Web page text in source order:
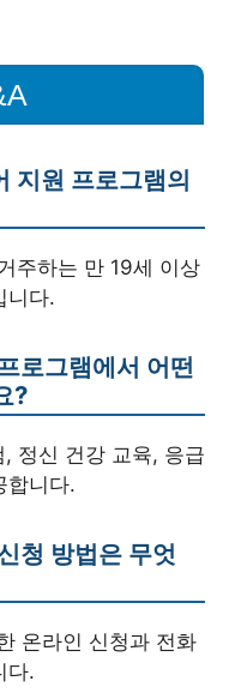
지원 프로그램의
주하는 만 19세 이상
니다.
로그램에서 어떤
?
정신 건강 교육, 응급
합니다.
청 방법은 무엇
온라인 신청과 전화
다.